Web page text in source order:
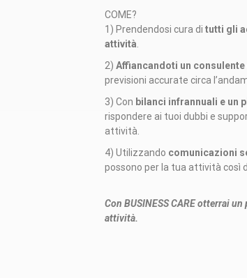
COME?
1) Prendendosi cura di tutti gli
attività
2) Affiancandoti un
previsioni accurate circa
3) Con bilanci infrannuali e un
rispondere ai tuoi dubbi e
attività.
4) Utilizzando comunicazioni
possono per la tua attività così
Con BUSINESS CARE otterrai
attività.